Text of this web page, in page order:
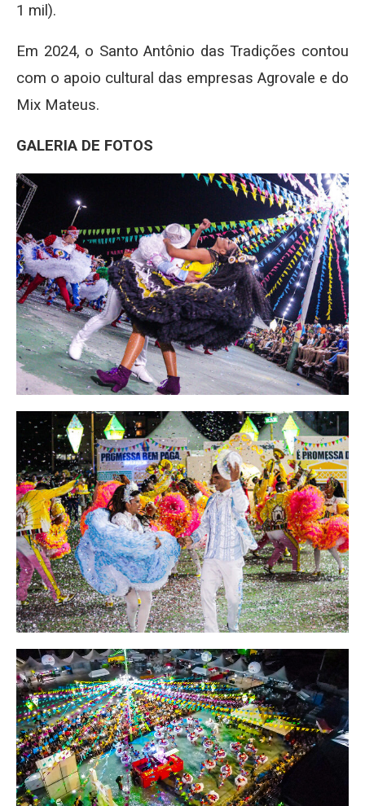
1 mil).
Em 2024, o Santo Antônio das Tradições contou
com o apoio cultural das empresas Agrovale e do
Mix Mateus.
GALERIA DE FOTOS